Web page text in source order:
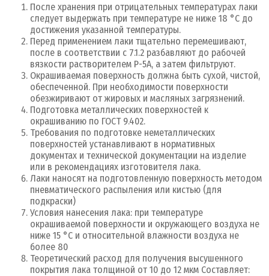
После хранения при отрицательных температурах лаки
следует выдержать при температуре не ниже 18 °С до
достижения указанной температуры.
Перед применением лаки тщательно перемешивают,
после в соответствии с 7.1.2 разбавляют до рабочей
вязкости растворителем Р-5А, а затем фильтруют.
Окрашиваемая поверхность должна быть сухой, чистой,
обеспеченной. При необходимости поверхности
обезжиривают от жировых и масляных загрязнений.
Подготовка металлических поверхностей к
окрашиванию по ГОСТ 9.402.
Требования по подготовке неметаллических
поверхностей устанавливают в нормативных
документах и технической документации на изделие
или в рекомендациях изготовителя лака.
Лаки наносят на подготовленную поверхность методом
пневматического распыления или кистью (для
подкраски)
Условия нанесения лака: при температуре
окрашиваемой поверхности и окружающего воздуха не
ниже 15 °С и относительной влажности воздуха не
более 80
Теоретический расход для получения высушенного
покрытия лака толщиной от 10 до 12 мкм Составляет: